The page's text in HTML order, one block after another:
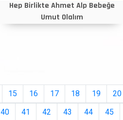
Hep Birlikte Ahmet Alp Bebeğe
Umut Olalım
15 16 17 18 19 20
40 41 42 43 44 45